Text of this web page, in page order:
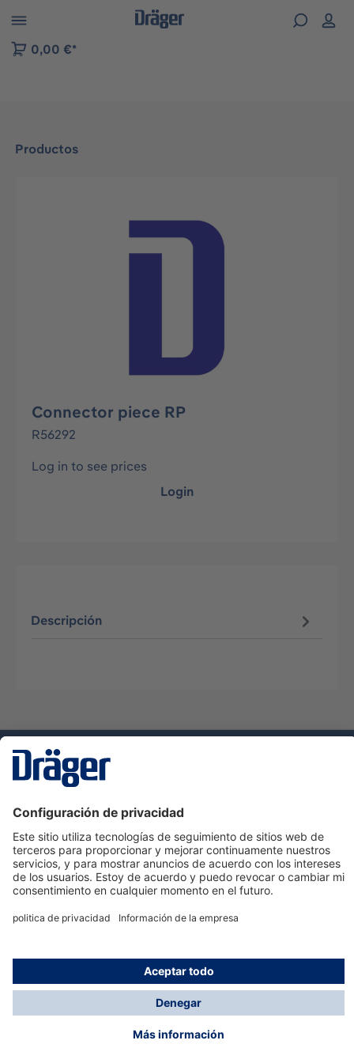
to B2B platform navigation
0,00 €*
Productos
Omitir galería de imágenes
Connector piece RP
R56292
Log in to see prices
Login
Descripción
Servicio de atención al cliente de Dräger
Ayuda
Información
© Dräger Hispania S.A.U., 2024
*Todos los precios no incluyen IVA y posibles gastos
de envío, salvo que indique lo contrario